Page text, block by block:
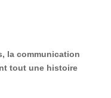
la communication
tout une histoire